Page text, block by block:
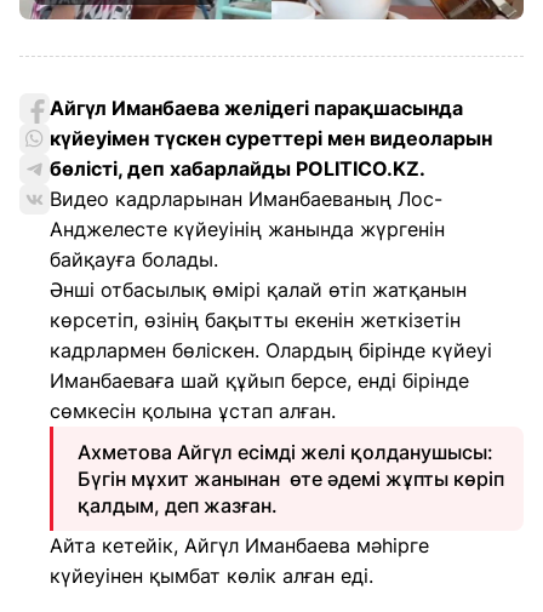
Айгүл Иманбаева желідегі парақшасында
күйеуімен түскен суреттері мен видеоларын
бөлісті, деп хабарлайды POLITICO.KZ.
Видео кадрларынан Иманбаеваның Лос-
Анджелесте күйеуінің жанында жүргенін
байқауға болады.
Әнші отбасылық өмірі қалай өтіп жатқанын
көрсетіп, өзінің бақытты екенін жеткізетін
кадрлармен бөліскен. Олардың бірінде күйеуі
Иманбаеваға шай құйып берсе, енді бірінде
сөмкесін қолына ұстап алған.
Ахметова Айгүл есімді желі қолданушысы:
Бүгін мұхит жанынан өте әдемі жұпты көріп
қалдым, деп жазған.
Айта кетейік, Айгүл Иманбаева мәһірге
күйеуінен қымбат көлік алған еді.